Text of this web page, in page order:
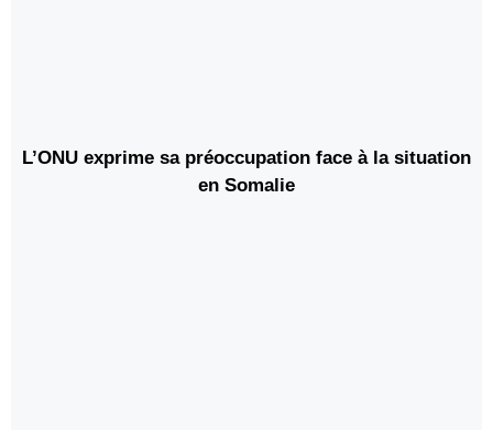
L’ONU exprime sa préoccupation face à la situation
en Somalie